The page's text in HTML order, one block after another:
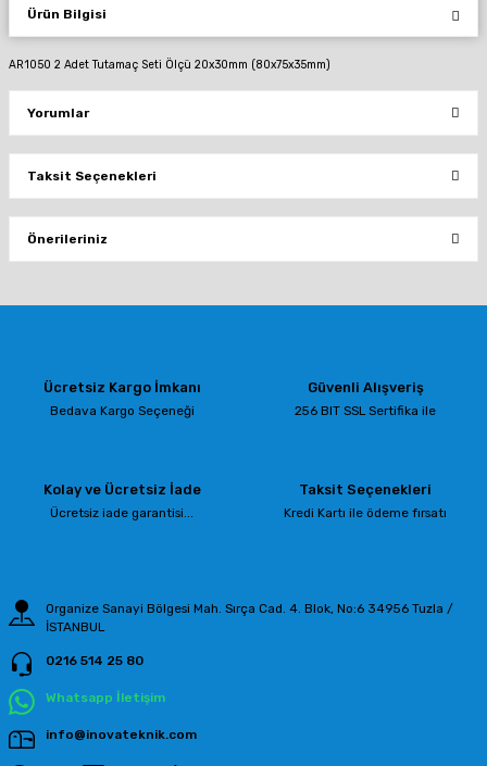
Ürün Bilgisi
AR1050 2 Adet Tutamaç Seti Ölçü 20x30mm (80x75x35mm)
Yorumlar
Bu ürüne ilk yorumu siz yapın!
Yorum Yaz
Taksit Seçenekleri
Önerileriniz
Ürün resmi kalitesiz, bozuk veya görüntülenemiyor.
Ürün fiyatı diğer sitelerden daha pahalı.
Ücretsiz Kargo İmkanı
Bedava Kargo Seçeneği
Güvenli Alışveriş
256 BIT SSL Sertifika ile
Kolay ve Ücretsiz İade
Ücretsiz iade garantisi...
Taksit Seçenekleri
Kredi Kartı ile ödeme fırsatı
Organize Sanayi Bölgesi Mah. Sırça Cad. 4. Blok, No:6 34956 Tuzla /
İSTANBUL
0216 514 25 80
Whatsapp İletişim
info@inovateknik.com